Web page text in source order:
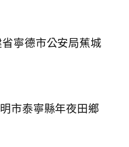
寧德市公安局蕉城
泰寧縣年夜田鄉